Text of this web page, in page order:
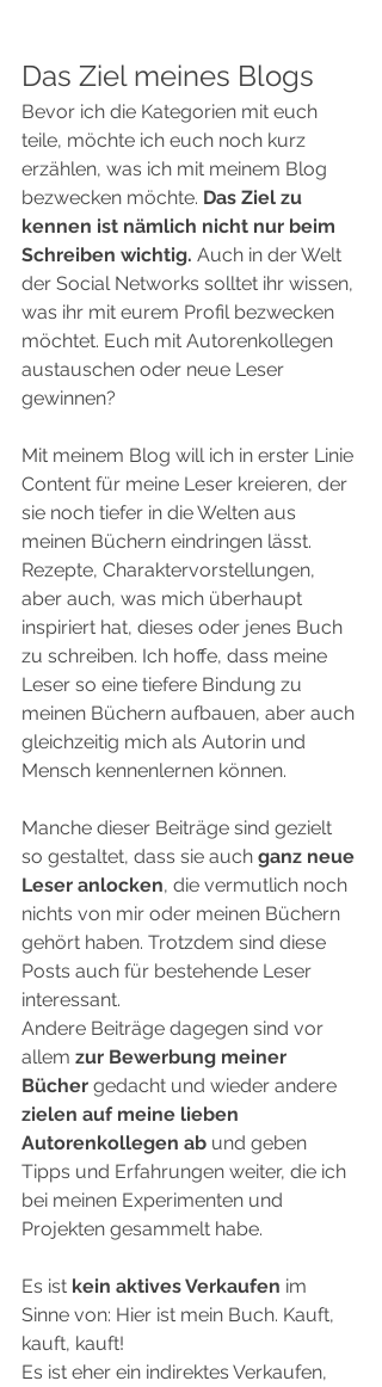
Das Ziel meines Blogs
Bevor ich die Kategorien mit euch
teile, möchte ich euch noch kurz
erzählen, was ich mit meinem Blog
bezwecken möchte. Das Ziel zu
kennen ist nämlich nicht nur beim
Schreiben wichtig. Auch in der Welt
der Social Networks solltet ihr wissen,
was ihr mit eurem Profil bezwecken
möchtet. Euch mit Autorenkollegen
austauschen oder neue Leser
gewinnen?
Mit meinem Blog will ich in erster Linie
Content für meine Leser kreieren, der
sie noch tiefer in die Welten aus
meinen Büchern eindringen lässt.
Rezepte, Charaktervorstellungen,
aber auch, was mich überhaupt
inspiriert hat, dieses oder jenes Buch
zu schreiben. Ich hoffe, dass meine
Leser so eine tiefere Bindung zu
meinen Büchern aufbauen, aber auch
gleichzeitig mich als Autorin und
Mensch kennenlernen können.
Manche dieser Beiträge sind gezielt
so gestaltet, dass sie auch ganz neue
Leser anlocken, die vermutlich noch
nichts von mir oder meinen Büchern
gehört haben. Trotzdem sind diese
Posts auch für bestehende Leser
interessant.
Andere Beiträge dagegen sind vor
allem zur Bewerbung meiner
Bücher gedacht und wieder andere
zielen auf meine lieben
Autorenkollegen ab und geben
Tipps und Erfahrungen weiter, die ich
bei meinen Experimenten und
Projekten gesammelt habe.
Es ist kein aktives Verkaufen im
Sinne von: Hier ist mein Buch. Kauft,
kauft, kauft!
Es ist eher ein indirektes Verkaufen,